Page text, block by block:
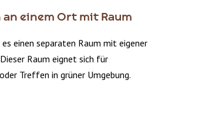
einem Ort mit Raum
einen separaten Raum mit eigener
Raum eignet sich für
Treffen in grüner Umgebung.